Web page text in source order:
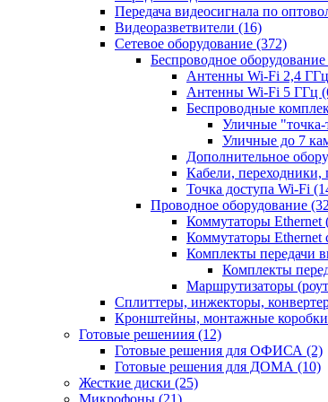
Передача видеосигнала по
Видеоразветвители (16)
Сетевое оборудование (372)
Беспроводное оборудование
Антенны Wi-Fi 2,4 ГГц
Антенны Wi-Fi 5 ГГц
Беспроводные
Уличные "точка-
Уличные до 7
Дополнительное
Кабели, переходники,
Точка доступа Wi-Fi
Проводное оборудование
Коммутаторы Ethernet
Коммутаторы Ethernet
Комплекты передачи
Комплекты
Маршрутизаторы
Сплиттеры, инжекторы,
Кронштейны, монтажные коробки
Готовые решениия (12)
Готовые решения для ОФИСА (2)
Готовые решения для ДОМА (10)
Жесткие диски (25)
Микрофоны (21)